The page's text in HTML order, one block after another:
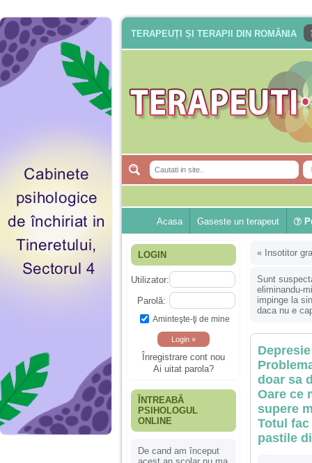
TERAPEUȚI ȘI TERAPII DIN ROMÂNIA
Acasa Gaseste un terapeut
LOGIN
Utilizator:
Parolă:
Aminteşte-ţi de mine
Înregistrare cont nou
Ai uitat parola?
ÎNTREABĂ
PSIHOLOGUL
ONLINE
De cand am început
« Insotitor
Sunt
eliminandu-
impinge la
daca nu e
doar sa
Oare ce
supere
Totul
pastile